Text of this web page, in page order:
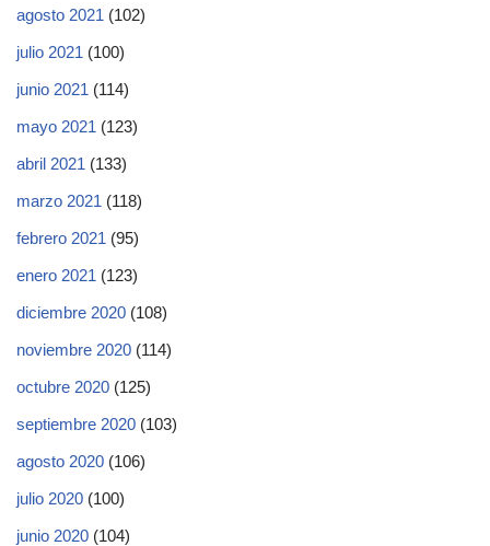
agosto 2021 (102)
julio 2021 (100)
junio 2021 (114)
mayo 2021 (123)
abril 2021 (133)
marzo 2021 (118)
febrero 2021 (95)
enero 2021 (123)
diciembre 2020 (108)
noviembre 2020 (114)
octubre 2020 (125)
septiembre 2020 (103)
agosto 2020 (106)
julio 2020 (100)
junio 2020 (104)